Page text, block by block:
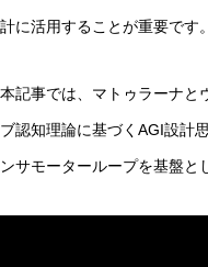
計に活用することが重要です。
本記事では、マトゥラーナと
ブ認知理論に基づくAGI設計
ンサモーターループを基盤